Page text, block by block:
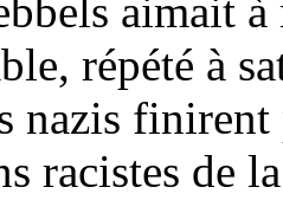
aimait
répété à
nazis
racistes de